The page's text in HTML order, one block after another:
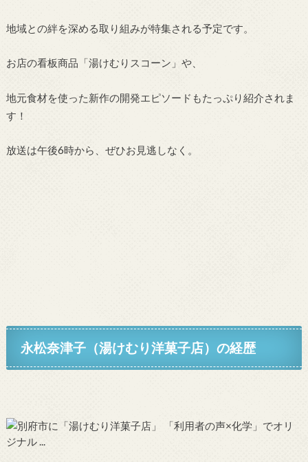
地域との絆を深める取り組みが特集される予定です。
お店の看板商品「湯けむりスコーン」や、
地元食材を使った新作の開発エピソードもたっぷり紹介されま
す！
放送は午後6時から、ぜひお見逃しなく。
永松奈津子（湯けむり洋菓子店）の経歴